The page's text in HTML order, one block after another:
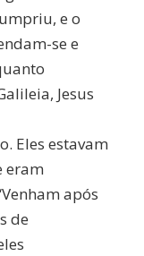
e o
se e
Jesus
Eles estavam
eram
após
de